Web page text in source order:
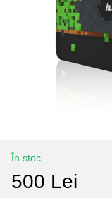
În stoc
500 Lei